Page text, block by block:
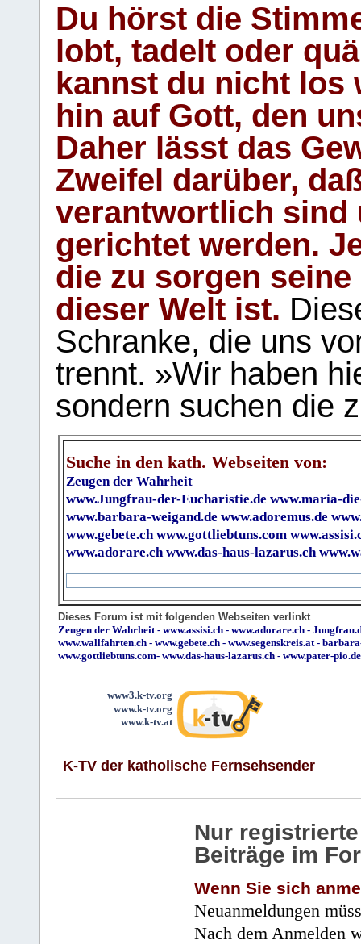
Du hörst die
lobt, tadelt oder
kannst du nicht los
hin auf Gott, den
Daher lässt das
Zweifel darüber,
verantwortlich sind
gerichtet werden.
die zu sorgen
dieser Welt ist.
Schranke, die uns
trennt. »Wir haben
sondern suchen die
Suche in den kath. Webseiten von:
Zeugen der Wahrheit
www.Jungfrau-der-Eucharistie.de www.maria-
www.barbara-weigand.de www.adoremus.de
www.gebete.ch www.gottliebtuns.com
www.adorare.ch www.das-haus-lazarus.ch
Dieses Forum ist mit folgenden Webseiten verlinkt
Zeugen der Wahrheit- www.assisi.ch - www.adorare.ch -
www.wallfahrten.ch - www.gebete.ch - www.segenskreis.at-
www.gottliebtuns.com- www.das-haus-lazarus.ch - www.pater-pio.de
www3.k-tv.org
www.k-tv.org
www.k-tv.at
K-TV der katholische Fernsehsender
Nur
Beiträge im
Wenn Sie sich
Neuanmeldungen
Nach dem Anmelden